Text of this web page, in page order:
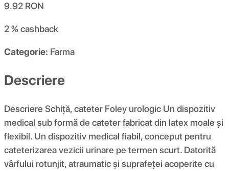
9.92 RON
2 %cashback
Categorie: Farma
Descriere
Descriere Schiță, cateter Foley urologic Un dispozitiv
medical sub formă de cateter fabricat din latex moale și
flexibil. Un dispozitiv medical fiabil, conceput pentru
cateterizarea vezicii urinare pe termen scurt. Datorită
vârfului rotunjit, atraumatic și suprafeței acoperite cu